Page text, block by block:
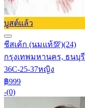
บูสต์แล้ว
ชีสเค้ก (นมแท้💯)(24)
กรุงเทพมหานคร, ธนบุรี
36C-25-37หญิง
฿999
-(0)